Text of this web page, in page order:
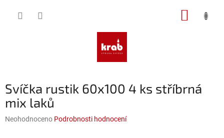
Svíčka rustik 60x100 4 ks stříbrná
mix laků
Průměrné
Neohodnoceno Podrobnosti hodnocení